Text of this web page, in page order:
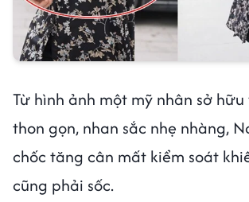
Từ hình ảnh một mỹ nhân sở
thon gọn, nhan sắc nhẹ nhàng,
chốc tăng cân mất kiểm soát
cũng phải sốc.